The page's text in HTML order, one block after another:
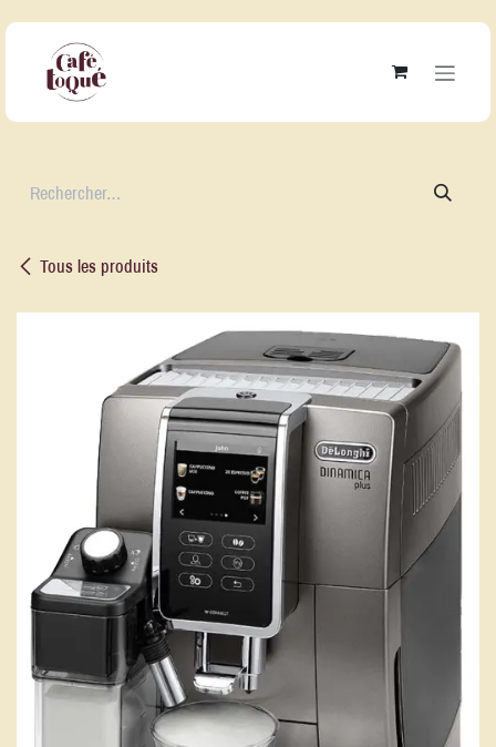
Tous les produits